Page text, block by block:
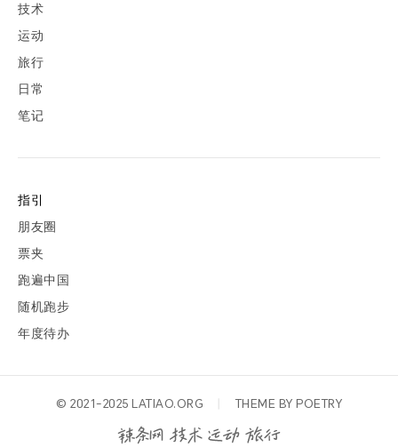
技术
运动
旅行
日常
笔记
指引
朋友圈
票夹
跑遍中国
随机跑步
年度待办
© 2021-2025 LATIAO.ORG THEME BY POETRY